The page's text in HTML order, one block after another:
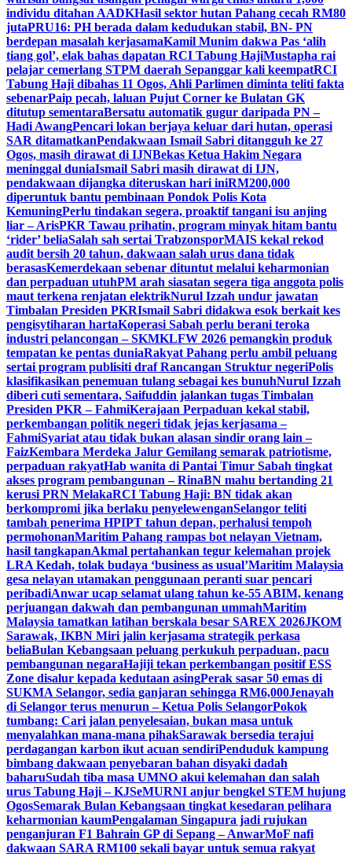
individu ditahan AADKHasil sektor hutan Pahang cecah RM80
jutaPRU16: PH berada dalam kedudukan stabil, BN- PN
berdepan masalah kerjasamaKamil Munim dakwa Pas ‘alih
tiang gol’, elak bahas dapatan RCI Tabung HajiMustapha rai
pelajar cemerlang STPM daerah Sepanggar kali keempatRCI
Tabung Haji dibahas 11 Ogos, Ahli Parlimen diminta teliti fakta
sebenarPaip pecah, laluan Pujut Corner ke Bulatan GK
ditutup sementaraBersatu automatik gugur daripada PN –
Hadi AwangPencari lokan berjaya keluar dari hutan, operasi
SAR ditamatkanPendakwaan Ismail Sabri ditangguh ke 27
Ogos, masih dirawat di IJNBekas Ketua Hakim Negara
meninggal duniaIsmail Sabri masih dirawat di IJN,
pendakwaan dijangka diteruskan hari iniRM200,000
diperuntuk bantu pembinaan Pondok Polis Kota
KemuningPerlu tindakan segera, proaktif tangani isu anjing
liar – ArisPKR Tawau prihatin, program minyak hitam bantu
‘rider’ beliaSalah sah sertai TrabzonsporMAIS kekal rekod
audit bersih 20 tahun, dakwaan salah urus dana tidak
berasasKemerdekaan sebenar dituntut melalui keharmonian
dan perpaduan utuhPM arah siasatan segera tiga anggota polis
maut terkena renjatan elektrikNurul Izzah undur jawatan
Timbalan Presiden PKRIsmail Sabri didakwa esok berkait kes
pengisytiharan hartaKoperasi Sabah perlu berani teroka
industri pelancongan – SKMKLFW 2026 pemangkin produk
tempatan ke pentas duniaRakyat Pahang perlu ambil peluang
sertai program publisiti draf Rancangan Struktur negeriPolis
klasifikasikan penemuan tulang sebagai kes bunuhNurul Izzah
diberi cuti sementara, Saifuddin jalankan tugas Timbalan
Presiden PKR – FahmiKerajaan Perpaduan kekal stabil,
perkembangan politik negeri tidak jejas kerjasama –
FahmiSyariat atau tidak bukan alasan sindir orang lain –
FaizKembara Merdeka Jalur Gemilang semarak patriotisme,
perpaduan rakyatHab wanita di Pantai Timur Sabah tingkat
akses program pembangunan – RinaBN mahu bertanding 21
kerusi PRN MelakaRCI Tabung Haji: BN tidak akan
berkompromi jika berlaku penyelewenganSelangor teliti
tambah penerima HPIPT tahun depan, perhalusi tempoh
permohonanMaritim Pahang rampas bot nelayan Vietnam,
hasil tangkapanAkmal pertahankan tegur kelemahan projek
LRA Kedah, tolak budaya ‘business as usual’Maritim Malaysia
gesa nelayan utamakan penggunaan peranti suar pencari
peribadiAnwar ucap selamat ulang tahun ke-55 ABIM, kenang
perjuangan dakwah dan pembangunan ummahMaritim
Malaysia tamatkan latihan berskala besar SAREX 2026JKOM
Sarawak, IKBN Miri jalin kerjasama strategik perkasa
beliaBulan Kebangsaan peluang perkukuh perpaduan, pacu
pembangunan negaraHajiji tekan perkembangan positif ESS
Zone disalur kepada kedutaan asingPerak sasar 50 emas di
SUKMA Selangor, sedia ganjaran sehingga RM6,000Jenayah
di Selangor terus menurun – Ketua Polis SelangorPokok
tumbang: Cari jalan penyelesaian, bukan masa untuk
menyalahkan mana-mana pihakSarawak bersedia terajui
perdagangan karbon ikut acuan sendiriPenduduk kampung
bimbang dakwaan penyebaran bahan disyaki dadah
baharuSudah tiba masa UMNO akui kelemahan dan salah
urus Tabung Haji – KJSeMURNI anjur bengkel STEM hujung
OgosSemarak Bulan Kebangsaan tingkat kesedaran pelihara
keharmonian kaumPengalaman Singapura jadi rujukan
penganjuran F1 Bahrain GP di Sepang – AnwarMoF nafi
dakwaan SARA RM100 sekali bayar untuk semua rakyat